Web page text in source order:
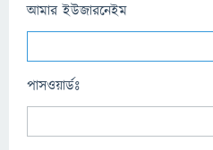
আমার ইউজারনেইম
পাসওয়ার্ডঃ